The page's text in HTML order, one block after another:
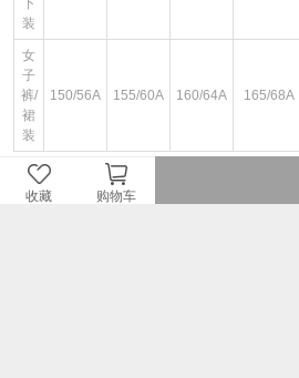
收藏 购物车
下
装
女
子
裤/
裙
装
150/56A 155/60A 160/64A 165/68A
图文详情